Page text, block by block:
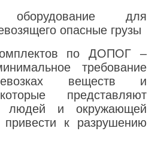
оборудование для
опасные грузы
по ДОПОГ –
требование
веществ и
представляют
людей и окружающей
к разрушению